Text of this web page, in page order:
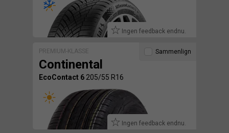
Ingen feedback endnu.
PREMIUM-KLASSE
Continental
EcoContact 6 205/55 R16
Ingen feedback endnu.
Sammenlign